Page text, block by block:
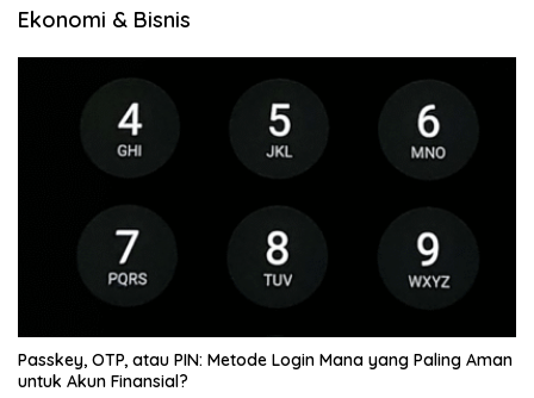
Ekonomi & Bisnis
Passkey, OTP, atau PIN: Metode Login Mana yang Paling Aman
untuk Akun Finansial?